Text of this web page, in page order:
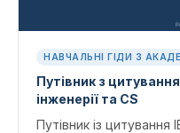
НАВЧАЛЬНІ ГІДИ З
Путівник з
інженерії та CS
Путівник із цитування